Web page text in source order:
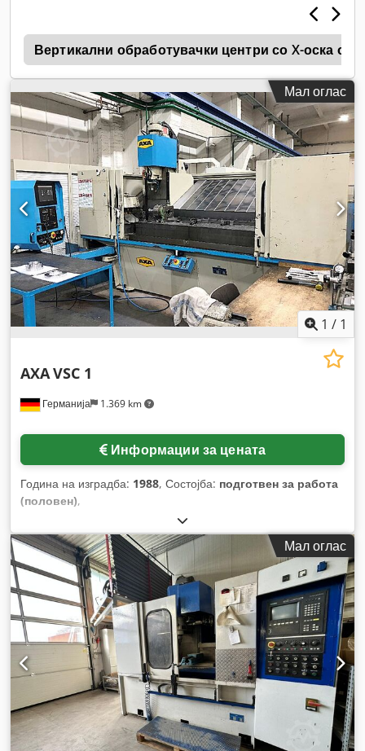
Вертикални обработувачки центри со X-оска од
Мал оглас
1 / 1
Германија 1.369 km
AXAVSC 1
Информации за цената
Година на изградба: 1988, Состојба: подготвен за работа
(половен),
Мал оглас